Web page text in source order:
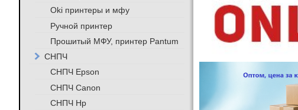
Oki принтеры и мфу
Ручной принтер
Прошитый МФУ, принтер Pantum
СНПЧ
СНПЧ Epson
СНПЧ Canon
СНПЧ Hp